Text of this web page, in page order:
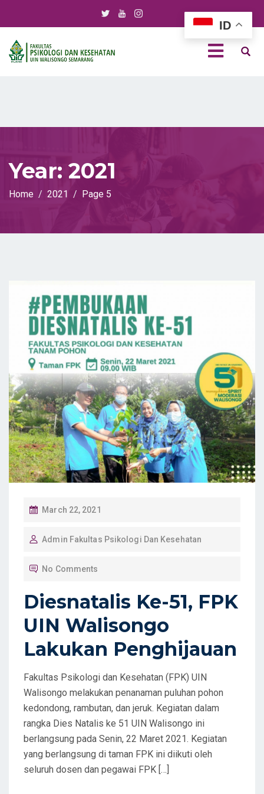
Year: 2021
Home 2021 Page 5
P
S
D
O
March 22, 2021
Admin Fakultas Psikologi Dan Kesehatan
No Comments
Diesnatalis Ke-51, FPK
UIN Walisongo
Lakukan Penghijauan
Fakultas Psikologi dan Kesehatan (FPK) UIN
Walisongo melakukan penanaman puluhan pohon
kedondong, rambutan, dan jeruk. Kegiatan dalam
rangka Dies Natalis ke 51 UIN Walisongo ini
berlangsung pada Senin, 22 Maret 2021. Kegiatan
yang berlangsung di taman FPK ini diikuti oleh
seluruh dosen dan pegawai FPK […]
ID